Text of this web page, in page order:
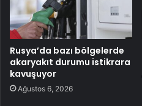
Rusya’da bazı bölgelerde
akaryakıt durumu istikrara
kavuşuyor
Ağustos 6, 2026